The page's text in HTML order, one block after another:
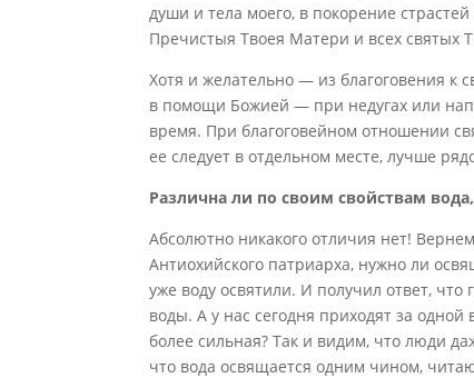
души и тела моего, в покорение
Пречистыя Твоея Матери и всех святых
Хотя и желательно — из благоговения к
в помощи Божией — при недугах или
время. При благоговейном отношении
ее следует в отдельном месте, лучше
Различна ли по своим свойствам
Абсолютно никакого отличия нет!
Антиохийского патриарха, нужно ли
уже воду освятили. И получил ответ, что
воды. А у нас сегодня приходят за одной
более сильная? Так и видим, что люди
что вода освящается одним чином,